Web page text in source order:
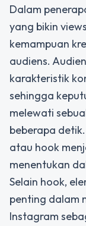
Dalam
yang bikin
kemampuan
audiens.
karakteristik
sehingga
melewati
beberapa
atau hook
menentukan
Selain hook,
penting dalam
Instagram